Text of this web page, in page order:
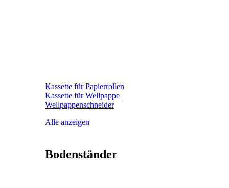
Kassette für Papierrollen
Kassette für Wellpappe
Wellpappenschneider
Alle anzeigen
Bodenständer